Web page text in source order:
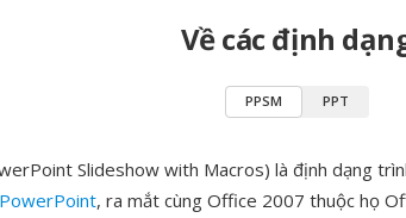
Về các định
PPSM PPT
Slideshow with Macros) là định dạng
, ra mắt cùng Office 2007 thuộc họ